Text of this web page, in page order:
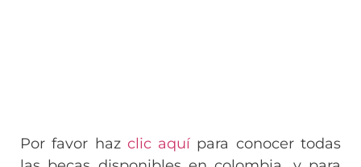
Por favor haz clic aquí para conocer todas